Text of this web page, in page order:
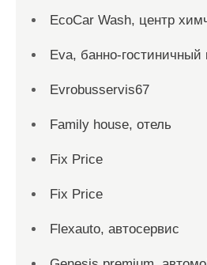
EcoCar Wash, центр
Eva, банно-гостиничный
Evrobusservis67
Family house, отель
Fix Price
Fix Price
Flexauto, автосервис